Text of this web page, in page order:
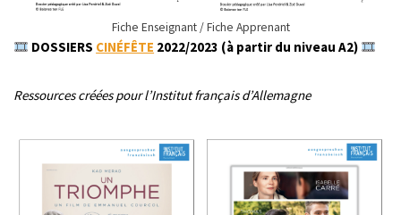
Fiche Enseignant / Fiche Apprenant
DOSSIERS CINÉFÊTE 2022/2023 (à partir du niveau A2)
Ressources créées pour l’Institut français d’Allemagne